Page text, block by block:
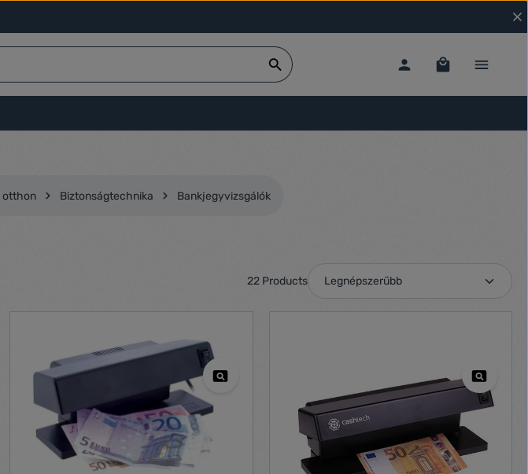
otthon Biztonságtechnika Bankjegyvizsgálók
22 Products